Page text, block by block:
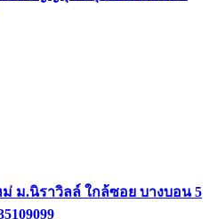
ม่ ม.นิราวิลล์ ใกล้ซอย บางบอน 5